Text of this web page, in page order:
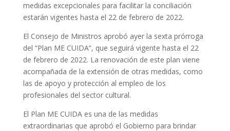
medidas excepcionales para facilitar la conciliación
estarán vigentes hasta el 22 de febrero de 2022.
El Consejo de Ministros aprobó ayer la sexta prórroga
del “Plan ME CUIDA“, que seguirá vigente hasta el 22
de febrero de 2022. La renovación de este plan viene
acompañada de la extensión de otras medidas, como
las de apoyo y protección al empleo de los
profesionales del sector cultural.
El Plan ME CUIDA es una de las medidas
extraordinarias que aprobó el Gobierno para brindar